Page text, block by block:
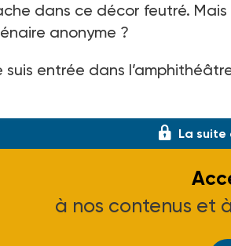
dans ce décor feutré. Mais
anonyme ?
suis entrée dans
La suite
à nos contenus et